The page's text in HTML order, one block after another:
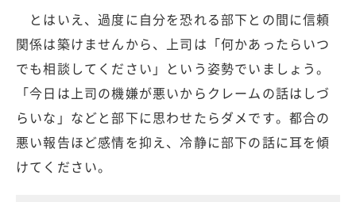
とはいえ、過度に自分を恐れる部下との間に信頼
関係は築けませんから、上司は「何かあったらいつ
でも相談してください」という姿勢でいましょう。
「今日は上司の機嫌が悪いからクレームの話はしづ
らいな」などと部下に思わせたらダメです。都合の
悪い報告ほど感情を抑え、冷静に部下の話に耳を傾
けてください。